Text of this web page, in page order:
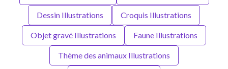
Dessin Illustrations Croquis Illustrations
Objet gravé Illustrations Faune Illustrations
Thème des animaux Illustrations